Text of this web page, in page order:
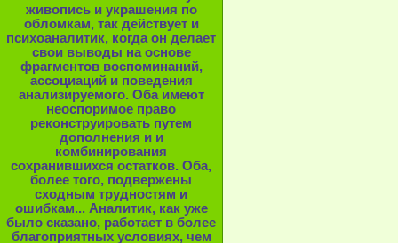
живопись и украшения по
обломкам, так действует и
психоаналитик, когда он делает
свои выводы на основе
фрагментов воспоминаний,
ассоциаций и поведения
анализируемого. Оба имеют
неоспоримое право
реконструировать путем
дополнения и и
комбинирования
сохранившихся остатков. Оба,
более того, подвержены
сходным трудностям и
ошибкам... Аналитик, как уже
было сказано, работает в более
благоприятных условиях, чем